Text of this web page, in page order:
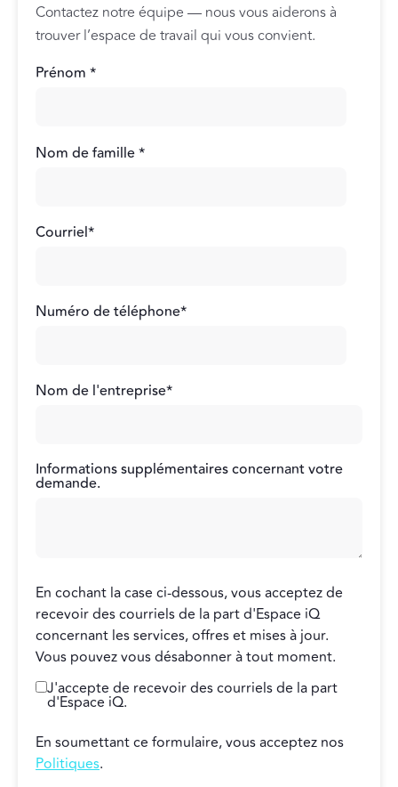
Contactez notre équipe — nous vous aiderons à
trouver l’espace de travail qui vous convient.
Prénom *
Nom de famille*
Courriel*
Numéro de téléphone*
Nom de l'entreprise*
Informations supplémentaires concernant votre
demande.
En cochant la case ci-dessous, vous acceptez de
recevoir des courriels de la part d'Espace iQ
concernant les services, offres et mises à jour.
Vous pouvez vous désabonner à tout moment.
J'accepte de recevoir des courriels de la part
d'Espace iQ.
En soumettant ce formulaire, vous acceptez nos
Politiques.